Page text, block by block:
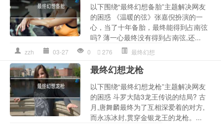
以下围绕“最终幻想备胎”主题解决网友
的困惑 《温暖的弦》张嘉倪扮演的一
心，当了十年备胎，最终能得到占南弦
吗? 薄一心最终没有得到占南弦,还...
zzh 03-27 0 276 最终幻想
最终幻想龙枪
以下围绕“最终幻想龙枪”主题解决网友
的困惑 斗罗大陆3龙王传说的结局? 古
月,唐舞麟最终为了互相深爱着的对方,
而永冻冰封,贯穿金银龙王的龙枪。...